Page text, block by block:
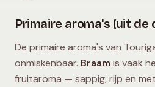
Primaire aroma's (uit de
De primaire aroma's van
onmiskenbaar. Braam is vaak
fruitaroma — sappig, rijp en